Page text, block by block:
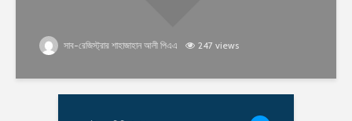
সাব-রেজিস্ট্রার শাহাজাহান আলী পিএএ 247 views